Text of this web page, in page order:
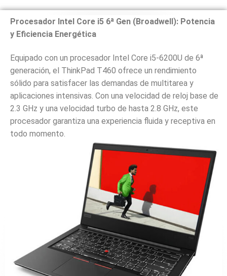
Procesador Intel Core i5 6ª Gen (Broadwell): Potencia
y Eficiencia Energética
Equipado con un procesador Intel Core i5-6200U de 6ª
generación, el ThinkPad T460 ofrece un rendimiento
sólido para satisfacer las demandas de multitarea y
aplicaciones intensivas. Con una velocidad de reloj base de
2.3 GHz y una velocidad turbo de hasta 2.8 GHz, este
procesador garantiza una experiencia fluida y receptiva en
todo momento.